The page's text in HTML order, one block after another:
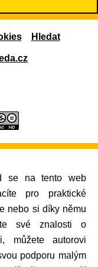
18 19
25
Hledat
pro praktické
nebo si díky němu
své znalosti o
můžete autorovi
podporu malým